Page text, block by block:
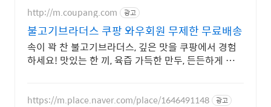
http://m.coupang.com 광고
불고기브라더스 쿠팡 와우회원 무제한 무료배송
속이 꽉 찬 불고기브라더스, 깊은 맛을 쿠팡에서 경험
하세요! 맛있는 한 끼, 육즙 가득한 만두, 든든하게 즐겨
https://m.place.naver.com/place/1646491148 광고